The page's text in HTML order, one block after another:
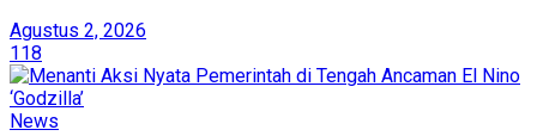
Agustus 2, 2026
118
News